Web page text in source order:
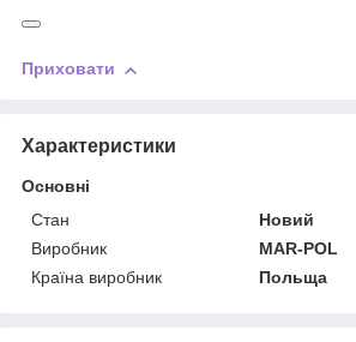
Приховати
Характеристики
Основні
Стан
Новий
Виробник
MAR-POL
Країна виробник
Польща